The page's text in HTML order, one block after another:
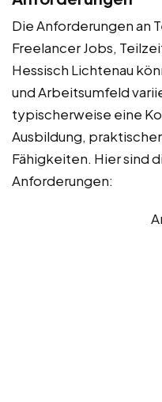
Die Anforderungen an
Freelancer Jobs,
Hessisch Lichtenau
und Arbeitsumfeld
typischerweise eine
Ausbildung,
Fähigkeiten. Hier sind
Anforderungen: